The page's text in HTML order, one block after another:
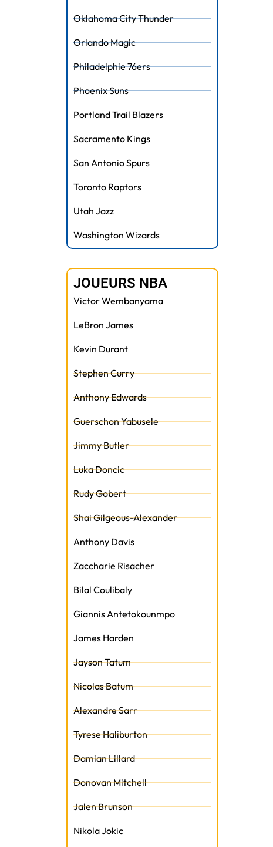
Oklahoma City Thunder
Orlando Magic
Philadelphie 76ers
Phoenix Suns
Portland Trail Blazers
Sacramento Kings
San Antonio Spurs
Toronto Raptors
Utah Jazz
Washington Wizards
JOUEURS NBA
Victor Wembanyama
LeBron James
Kevin Durant
Stephen Curry
Anthony Edwards
Guerschon Yabusele
Jimmy Butler
Luka Doncic
Rudy Gobert
Shai Gilgeous-Alexander
Anthony Davis
Zaccharie Risacher
Bilal Coulibaly
Giannis Antetokounmpo
James Harden
Jayson Tatum
Nicolas Batum
Alexandre Sarr
Tyrese Haliburton
Damian Lillard
Donovan Mitchell
Jalen Brunson
Nikola Jokic